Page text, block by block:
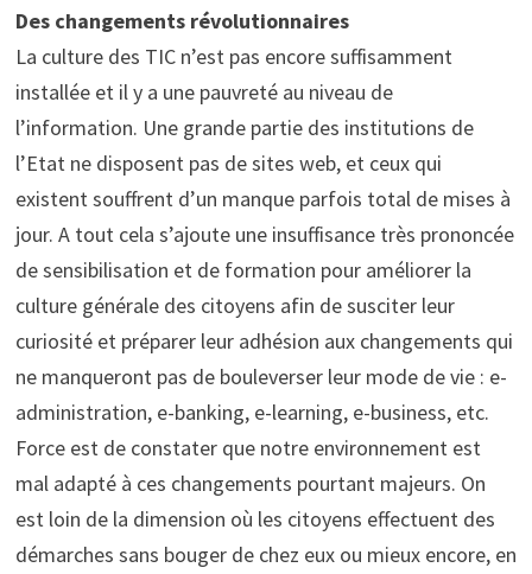
Des changements révolutionnaires
La culture des TIC n’est pas encore suffisamment
installée et il y a une pauvreté au niveau de
l’information. Une grande partie des institutions de
l’Etat ne disposent pas de sites web, et ceux qui
existent souffrent d’un manque parfois total de mises à
jour. A tout cela s’ajoute une insuffisance très prononcée
de sensibilisation et de formation pour améliorer la
culture générale des citoyens afin de susciter leur
curiosité et préparer leur adhésion aux changements qui
ne manqueront pas de bouleverser leur mode de vie : e-
administration, e-banking, e-learning, e-business, etc.
Force est de constater que notre environnement est
mal adapté à ces changements pourtant majeurs. On
est loin de la dimension où les citoyens effectuent des
démarches sans bouger de chez eux ou mieux encore, en